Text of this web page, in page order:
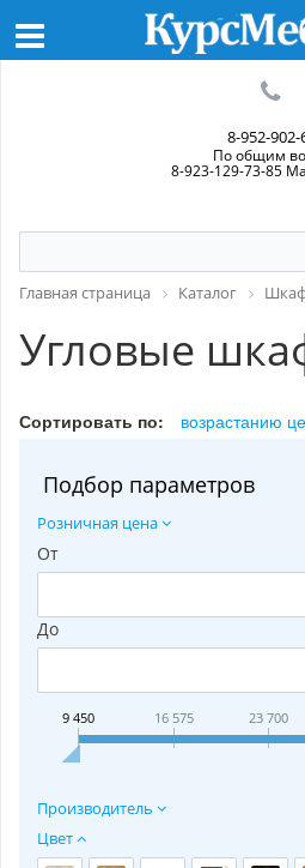
8-952-902-
По общим
8-923-129-73-85
Главная страница Каталог
Угловые
Сортировать по: возрастанию
Подбор параметров
Розничная цена
От
До
9 450 16 575 23 700
Производитель
Цвет